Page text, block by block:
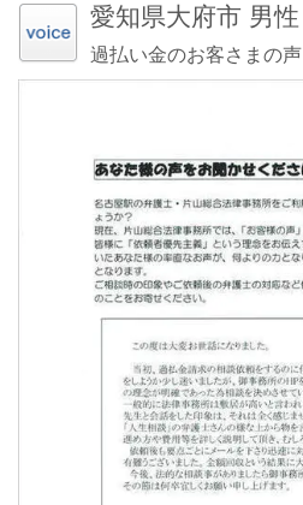
愛知県大府市 男性
過払い金のお客さまの声